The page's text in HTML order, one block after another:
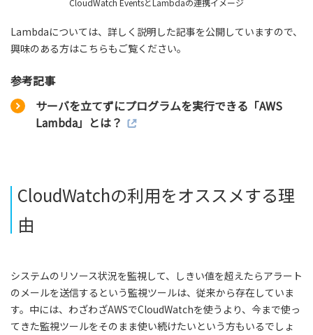
CloudWatch EventsとLambdaの連携イメージ
Lambdaについては、詳しく説明した記事を公開していますので、
興味のある方はこちらもご覧ください。
参考記事
サーバを立てずにプログラムを実行できる「AWS
Lambda」とは？
CloudWatchの利用をオススメする理
由
システムのリソース状況を監視して、しきい値を超えたらアラート
のメールを送信するという監視ツールは、従来から存在していま
す。中には、わざわざAWSでCloudWatchを使うより、今まで使っ
てきた監視ツールをそのまま使い続けたいという方もいるでしょ